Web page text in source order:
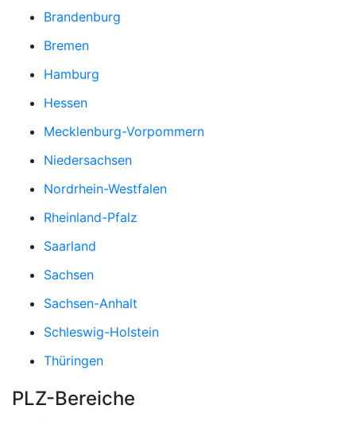
Brandenburg
Bremen
Hamburg
Hessen
Mecklenburg-Vorpommern
Niedersachsen
Nordrhein-Westfalen
Rheinland-Pfalz
Saarland
Sachsen
Sachsen-Anhalt
Schleswig-Holstein
Thüringen
PLZ-Bereiche